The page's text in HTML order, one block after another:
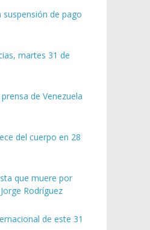
suspensión de pago
martes 31 de
de Venezuela
del cuerpo en 28
que muere por
Rodríguez
de este 31